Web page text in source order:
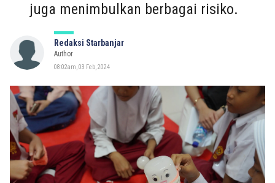
juga menimbulkan berbagai risiko.
Redaksi Starbanjar
Author
08:02am, 03 Feb, 2024